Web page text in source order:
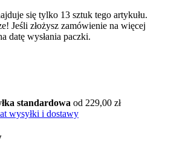
się tylko 13 sztuk tego artykułu.
Jeśli złożysz zamówienie na więcej
datę wysłania paczki.
standardowa od 229,00 zł
wysyłki i dostawy